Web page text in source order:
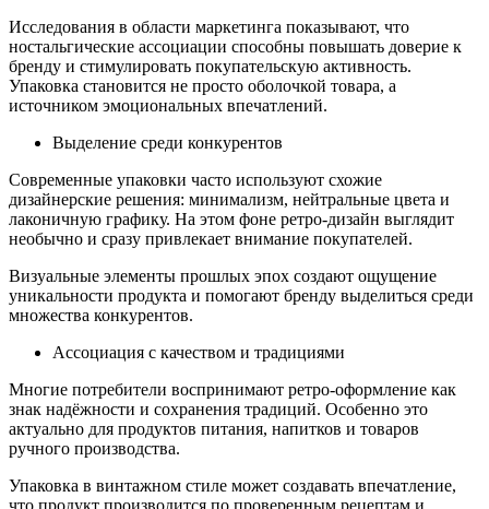
Исследования в области маркетинга показывают, что
ностальгические ассоциации способны повышать доверие к
бренду и стимулировать покупательскую активность.
Упаковка становится не просто оболочкой товара, а
источником эмоциональных впечатлений.
Выделение среди конкурентов
Современные упаковки часто используют схожие
дизайнерские решения: минимализм, нейтральные цвета и
лаконичную графику. На этом фоне ретро-дизайн выглядит
необычно и сразу привлекает внимание покупателей.
Визуальные элементы прошлых эпох создают ощущение
уникальности продукта и помогают бренду выделиться среди
множества конкурентов.
Ассоциация с качеством и традициями
Многие потребители воспринимают ретро-оформление как
знак надёжности и сохранения традиций. Особенно это
актуально для продуктов питания, напитков и товаров
ручного производства.
Упаковка в винтажном стиле может создавать впечатление,
что продукт производится по проверенным рецептам и